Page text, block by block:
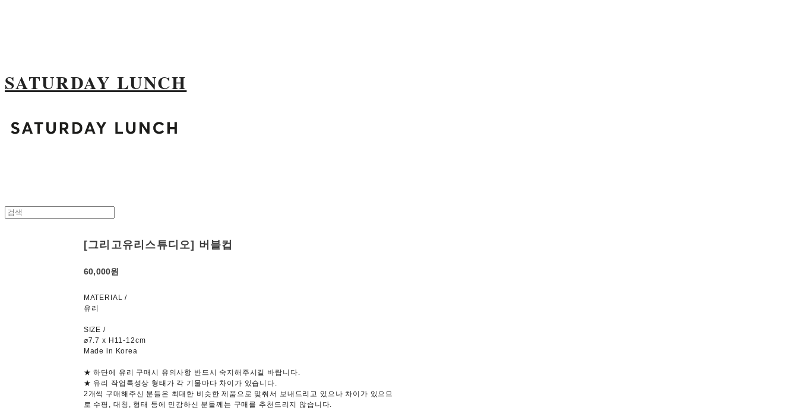
SATURDAY LUNCH
[그리고유리스튜디오] 버블컵
60,000원
MATERIAL /
유리
SIZE /
⌀7.7 x H11-12cm
Made in Korea
★ 하단에 유리 구매시 유의사항 반드시 숙지해주시길 바랍니다.
★ 유리 작업특성상 형태가 각 기물마다 차이가 있습니다.
2개씩 구매해주신 분들은 최대한 비슷한 제품으로 맞춰서 보내드리고 있으나 차이가 있으므
로 수평, 대칭, 형태 등에 민감하신 분들께는 구매를 추천드리지 않습니다.